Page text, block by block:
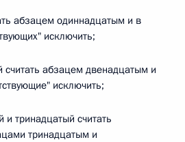
абзацем одиннадцатым и в
исключить;
абзацем двенадцатым и
исключить;
тринадцатый считать
тринадцатым и